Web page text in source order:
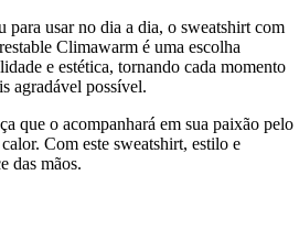
para usar no dia a dia, o sweatshirt com
Climawarm é uma escolha
e estética, tornando cada momento
agradável possível.
que o acompanhará em sua paixão pelo
Com este sweatshirt, estilo e
das mãos.